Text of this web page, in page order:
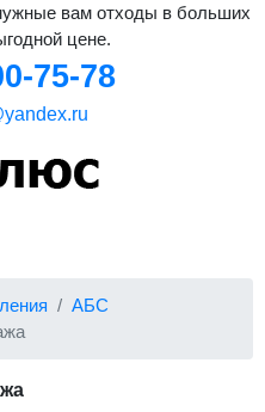
вам отходы в больших
цене.
75-78
АБС